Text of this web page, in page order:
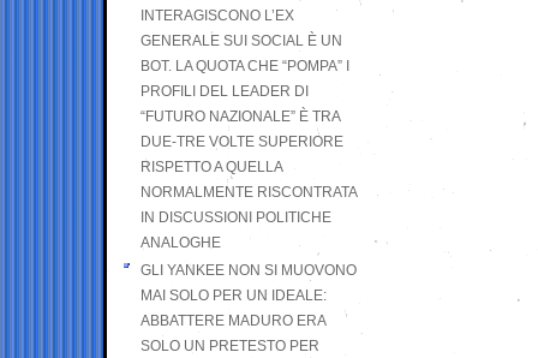
INTERAGISCONO L’EX
GENERALE SUI SOCIAL È UN
BOT. LA QUOTA CHE “POMPA” I
PROFILI DEL LEADER DI
“FUTURO NAZIONALE” È TRA
DUE-TRE VOLTE SUPERIORE
RISPETTO A QUELLA
NORMALMENTE RISCONTRATA
IN DISCUSSIONI POLITICHE
ANALOGHE
GLI YANKEE NON SI MUOVONO
MAI SOLO PER UN IDEALE:
ABBATTERE MADURO ERA
SOLO UN PRETESTO PER